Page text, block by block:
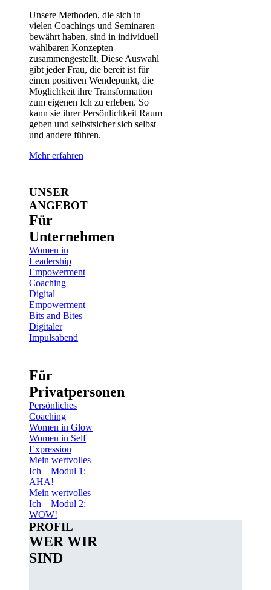
Unsere Methoden, die sich in
vielen Coachings und Seminaren
bewährt haben, sind in individuell
wählbaren Konzepten
zusammengestellt. Diese Auswahl
gibt jeder Frau, die bereit ist für
einen positiven Wendepunkt, die
Möglichkeit ihre Transformation
zum eigenen Ich zu erleben. So
kann sie ihrer Persönlichkeit Raum
geben und selbstsicher sich selbst
und andere führen.
Mehr erfahren
UNSER
ANGEBOT
Für
Unternehmen
Women in
Leadership
Empowerment
Coaching
Digital
Empowerment
Bits and Bites
Digitaler
Impulsabend
Für
Privatpersonen
Persönliches
Coaching
Women in Glow
Women in Self
Expression
Mein wertvolles
Ich – Modul 1:
AHA!
Mein wertvolles
Ich – Modul 2:
WOW!
PROFIL
WER WIR
SIND